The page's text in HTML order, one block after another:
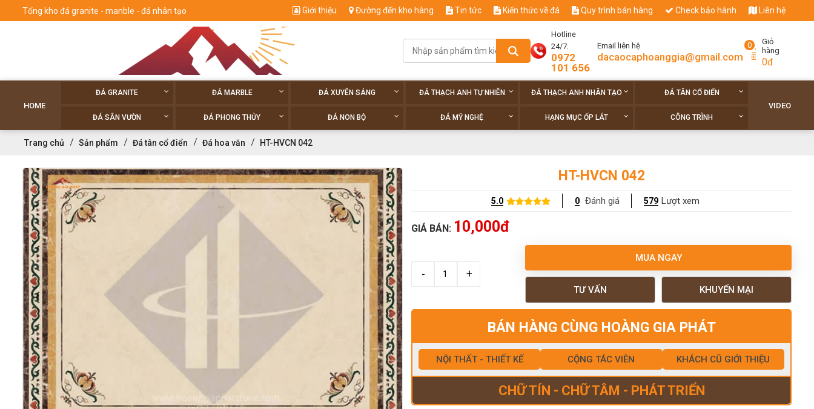
Tổng kho đá granite - manble - đá nhân tạo Giới thiệu Đường đến kho hàng Tin tức Kiến thức về đá Quy trình bán hàng Check bảo hành Liên hệ
Hotline
24/7:
0972
101 656
Email liên hệ
dacaocaphoanggia@gmail.com
0
Giỏ
hàng
0đ
HOME
ĐÁ GRANITE ĐÁ MARBLE ĐÁ XUYÊN SÁNG ĐÁ THẠCH ANH TỰ NHIÊN ĐÁ THẠCH ANH NHÂN TẠO ĐÁ TÂN CỔ ĐIỂN
ĐÁ SÂN VƯỜN ĐÁ PHONG THỦY ĐÁ NON BỘ ĐÁ MỸ NGHỆ HẠNG MỤC ỐP LÁT CÔNG TRÌNH
VIDEO
Trang chủ Sản phẩm Đá tân cổ điển Đá hoa văn HT-HVCN 042
HT-HVCN 042
5.0 0 Đánh giá 579 Lượt xem
GIÁ BÁN: 10,000đ
MUA NGAY
TƯ VẤN KHUYẾN MẠI
BÁN HÀNG CÙNG HOÀNG GIA PHÁT
NỘI THẤT - THIẾT KẾ CỘNG TÁC VIÊN KHÁCH CŨ GIỚI THIỆU
CHỮ TÍN - CHỮ TÂM - PHÁT TRIỂN